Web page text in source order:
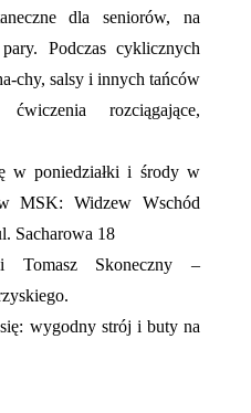
dla seniorów, na
Podczas cyklicznych
chy, salsy i innych tańców
rozciągające,
w poniedziałki i środy w
MSK: Widzew Wschód
Sacharowa 18
Tomasz Skoneczny –
wygodny strój i buty na